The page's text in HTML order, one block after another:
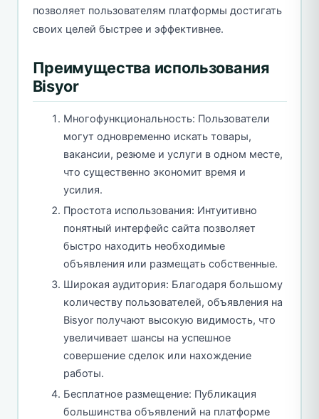
позволяет пользователям платформы достигать
своих целей быстрее и эффективнее.
Преимущества использования
Bisyor
Многофункциональность: Пользователи
могут одновременно искать товары,
вакансии, резюме и услуги в одном месте,
что существенно экономит время и
усилия.
Простота использования: Интуитивно
понятный интерфейс сайта позволяет
быстро находить необходимые
объявления или размещать собственные.
Широкая аудитория: Благодаря большому
количеству пользователей, объявления на
Bisyor получают высокую видимость, что
увеличивает шансы на успешное
совершение сделок или нахождение
работы.
Бесплатное размещение: Публикация
большинства объявлений на платформе